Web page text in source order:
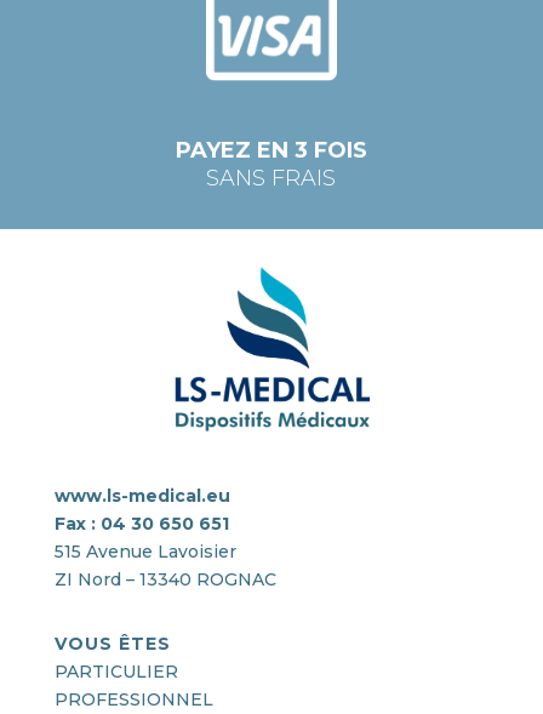
PAYEZ EN 3 FOIS
SANS FRAIS
www.ls-medical.eu
Fax : 04 30 650 651
515 Avenue Lavoisier
ZI Nord – 13340 ROGNAC
VOUS ÊTES
PARTICULIER
PROFESSIONNEL